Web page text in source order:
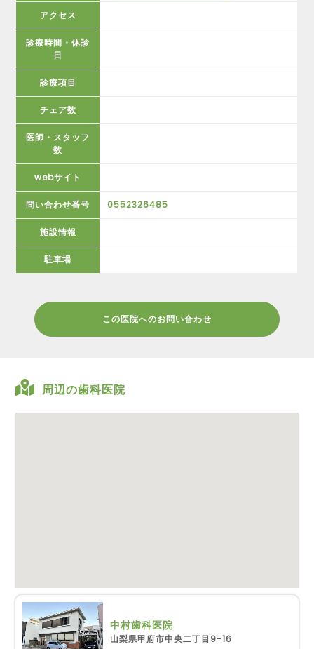
アクセス
診療時間・休診
日
診療項目
チェア数
医師・スタッフ
数
webサイト
問い合わせ番号 0552326485
施設情報
駐車場
この医院へのお問い合わせ
周辺の歯科医院
中村歯科医院
山梨県甲府市中央二丁目9-16